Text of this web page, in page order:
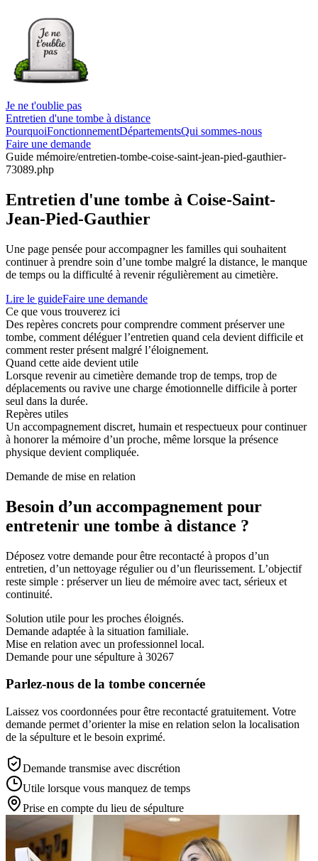
Je ne t'oublie pas
Entretien d'une tombe à distance
PourquoiFonctionnementDépartementsQui sommes-nous
Faire une demande
Guide mémoire/entretien-tombe-coise-saint-jean-pied-gauthier-
73089.php
Entretien d'une tombe à Coise-Saint-
Jean-Pied-Gauthier
Une page pensée pour accompagner les familles qui souhaitent
continuer à prendre soin d’une tombe malgré la distance, le manque
de temps ou la difficulté à revenir régulièrement au cimetière.
Lire le guideFaire une demande
Ce que vous trouverez ici
Des repères concrets pour comprendre comment préserver une
tombe, comment déléguer l’entretien quand cela devient difficile et
comment rester présent malgré l’éloignement.
Quand cette aide devient utile
Lorsque revenir au cimetière demande trop de temps, trop de
déplacements ou ravive une charge émotionnelle difficile à porter
seul dans la durée.
Repères utiles
Un accompagnement discret, humain et respectueux pour continuer
à honorer la mémoire d’un proche, même lorsque la présence
physique devient compliquée.
Demande de mise en relation
Besoin d’un accompagnement pour
entretenir une tombe à distance ?
Déposez votre demande pour être recontacté à propos d’un
entretien, d’un nettoyage régulier ou d’un fleurissement. L’objectif
reste simple : préserver un lieu de mémoire avec tact, sérieux et
continuité.
Solution utile pour les proches éloignés.
Demande adaptée à la situation familiale.
Mise en relation avec un professionnel local.
Demande pour une sépulture à 30267
Parlez-nous de la tombe concernée
Laissez vos coordonnées pour être recontacté gratuitement. Votre
demande permet d’orienter la mise en relation selon la localisation
de la sépulture et le besoin exprimé.
Demande transmise avec discrétion
Utile lorsque vous manquez de temps
Prise en compte du lieu de sépulture